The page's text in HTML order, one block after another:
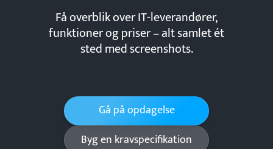
Få overblik over IT-leverandører,
funktioner og priser – alt samlet ét
sted med screenshots.
Gå på opdagelse
Byg en kravspecifikation